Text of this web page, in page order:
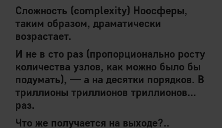
Сложность (complexity) Ноосферы,
таким образом, драматически
возрастает.
И не в сто раз (пропорционально росту
количества узлов, как можно было бы
подумать), — а на десятки порядков. В
триллионы триллионов триллионов…
раз.
Что же получается на выходе?..